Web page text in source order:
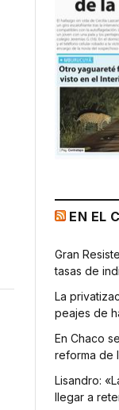
EN EL
Gran
tasas de
La
peajes de
En Chaco
reforma de
Lisandro:
llegar a